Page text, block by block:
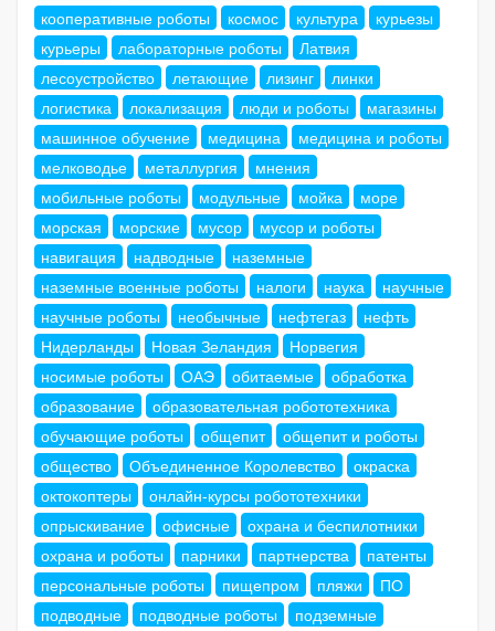
кооперативные роботы
космос культура
курьезы
курьеры
лабораторные роботы
Латвия
лесоустройство
летающие лизинг
линки
логистика
локализация люди и роботы
магазины
машинное обучение
медицина
медицина и роботы
мелководье
металлургия
мнения
мобильные роботы
модульные мойка
море
морская
морские мусор
мусор и роботы
навигация
надводные
наземные
наземные военные роботы
налоги наука
научные
научные роботы
необычные нефтегаз
нефть
Нидерланды
Новая Зеландия
Норвегия
носимые роботы
ОАЭ обитаемые
обработка
образование
образовательная робототехника
обучающие роботы
общепит
общепит и роботы
общество
Объединенное Королевство
окраска
октокоптеры
онлайн-курсы робототехники
опрыскивание
офисные
охрана и беспилотники
охрана и роботы
парники партнерства
патенты
персональные роботы
пищепром пляжи
ПО
подводные
подводные роботы
подземные